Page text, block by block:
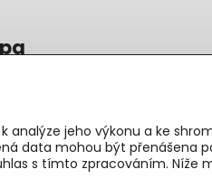
jeho výkonu a ke
data mohou být přenášena
s tímto zpracováním.